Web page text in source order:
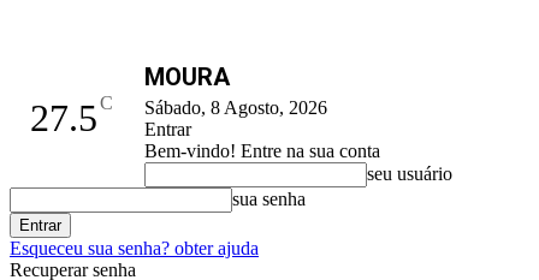
27.5C
MOURA
Sábado, 8 Agosto, 2026
Entrar
Bem-vindo! Entre na sua conta
seu usuário
sua senha
Esqueceu sua senha? obter ajuda
Recuperar senha